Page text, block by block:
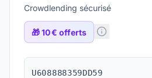
Crowdlending sécurisé
🎁10 € offerts
U608888359DD59